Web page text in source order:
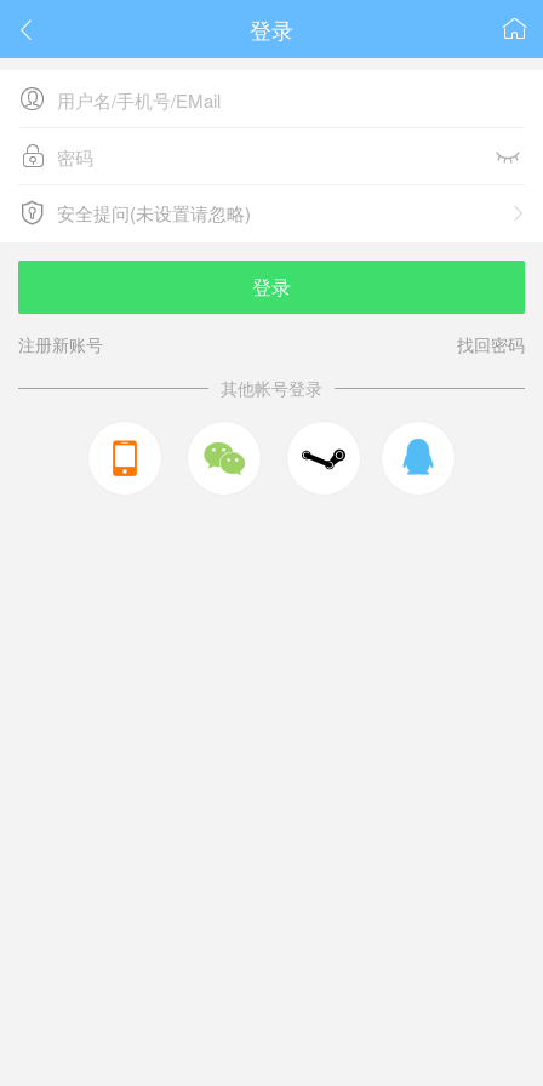
 
登录

 
 
安全提问(未设置请忽略)
安全提问(未设置请忽略)
登录
注册新账号
找回密码
其他帐号登录
  